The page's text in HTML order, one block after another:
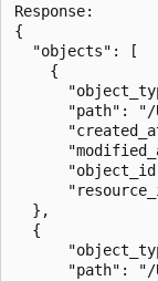
Response:
{
  "objects": [
    {
"path":
  },
  {
"path":